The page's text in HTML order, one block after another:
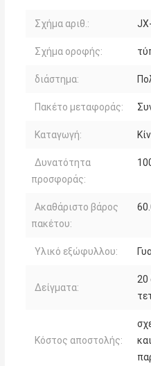
Σχήμα αριθ.:
Σχήμα οροφής:
διάστημα:
Πακέτο μεταφοράς:
Καταγωγή:
Δυνατότητα
προσφοράς:
Ακαθάριστο βάρος
πακέτου:
Υλικό εξώφυλλου:
Δείγματα:
20
Κόστος αποστολής: